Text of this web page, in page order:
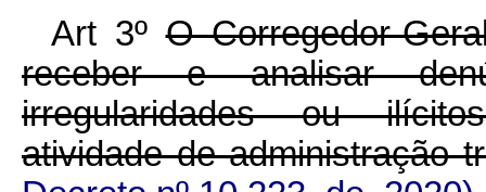
Art 3ºO Corregedor-
receber e analisar
irregularidades ou
atividade de administração